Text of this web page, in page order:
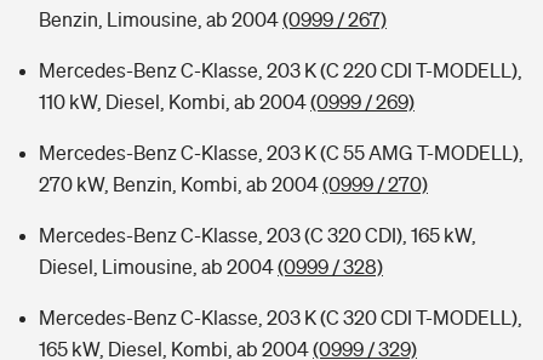
Benzin, Limousine, ab 2004(0999 / 267)
Mercedes-Benz C-Klasse, 203 K (C 220 CDI T-MODELL),
110 kW, Diesel, Kombi, ab 2004(0999 / 269)
Mercedes-Benz C-Klasse, 203 K (C 55 AMG T-MODELL),
270 kW, Benzin, Kombi, ab 2004(0999 / 270)
Mercedes-Benz C-Klasse, 203 (C 320 CDI), 165 kW,
Diesel, Limousine, ab 2004(0999 / 328)
Mercedes-Benz C-Klasse, 203 K (C 320 CDI T-MODELL),
165 kW, Diesel, Kombi, ab 2004(0999 / 329)